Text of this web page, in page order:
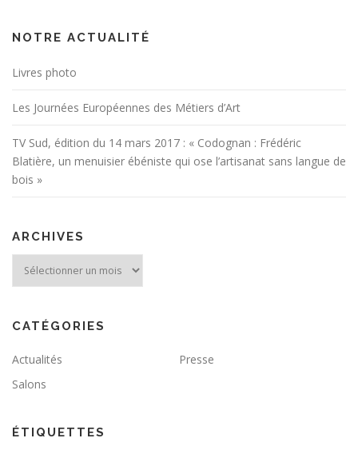
NOTRE ACTUALITÉ
Livres photo
Les Journées Européennes des Métiers d’Art
TV Sud, édition du 14 mars 2017 : « Codognan : Frédéric
Blatière, un menuisier ébéniste qui ose l’artisanat sans langue de
bois »
ARCHIVES
CATÉGORIES
Actualités
Presse
Salons
ÉTIQUETTES